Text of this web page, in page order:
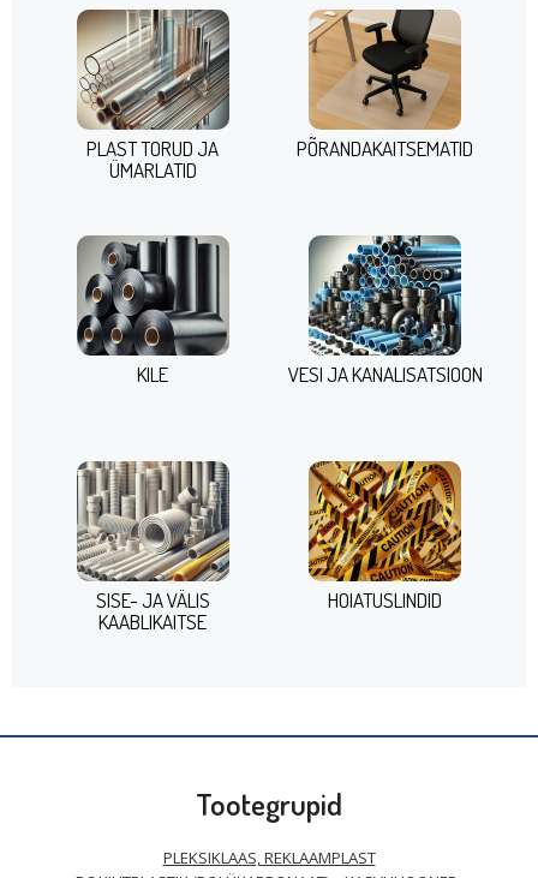
PLAST TORUD JA
ÜMARLATID
PÕRANDAKAITSEMATID
KILE VESI JA KANALISATSIOON
SISE- JA VÄLIS
KAABLIKAITSE
HOIATUSLINDID
Tootegrupid
PLEKSIKLAAS, REKLAAMPLAST